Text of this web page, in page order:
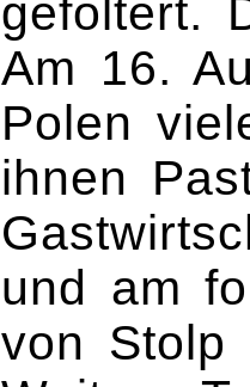
gefoltert.
Am 16.
Polen
ihnen
und am
von Stolp